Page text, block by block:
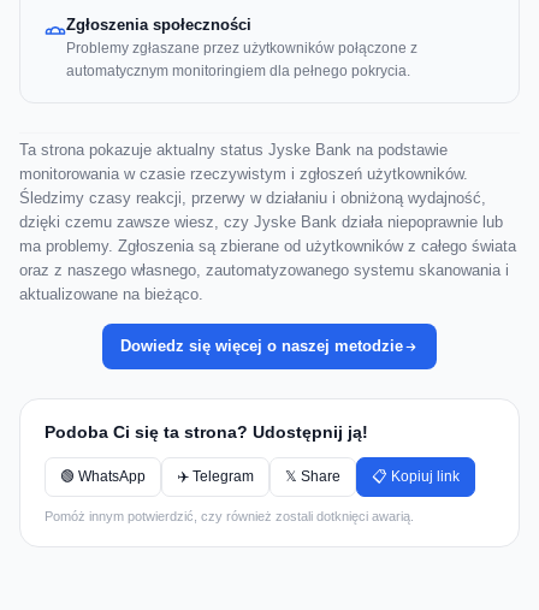
Zgłoszenia społeczności
Problemy zgłaszane przez użytkowników połączone z
automatycznym monitoringiem dla pełnego pokrycia.
Ta strona pokazuje aktualny status Jyske Bank na podstawie
monitorowania w czasie rzeczywistym i zgłoszeń użytkowników.
Śledzimy czasy reakcji, przerwy w działaniu i obniżoną wydajność,
dzięki czemu zawsze wiesz, czy Jyske Bank działa niepoprawnie lub
ma problemy. Zgłoszenia są zbierane od użytkowników z całego świata
oraz z naszego własnego, zautomatyzowanego systemu skanowania i
aktualizowane na bieżąco.
Dowiedz się więcej o naszej metodzie
Podoba Ci się ta strona? Udostępnij ją!
🟢 WhatsApp ✈️ Telegram 𝕏 Share 📋 Kopiuj link
Pomóż innym potwierdzić, czy również zostali dotknięci awarią.